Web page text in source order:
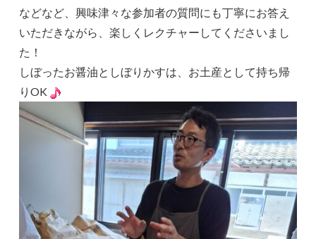
などなど、興味津々な参加者の質問にも丁寧にお答え
いただきながら、楽しくレクチャーしてくださいまし
た！
しぼったお醤油としぼりかすは、お土産として持ち帰
りOK